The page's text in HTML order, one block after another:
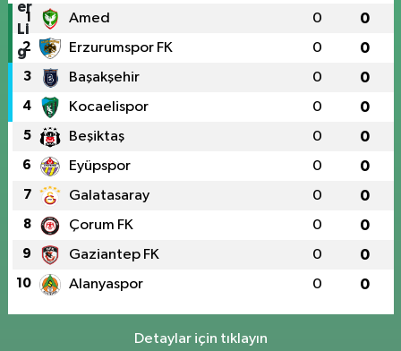
1 Amed 0 0
2 Erzurumspor FK 0 0
3 Başakşehir 0 0
4 Kocaelispor 0 0
5 Beşiktaş 0 0
6 Eyüpspor 0 0
7 Galatasaray 0 0
8 Çorum FK 0 0
9 Gaziantep FK 0 0
10 Alanyaspor 0 0
Detaylar için tıklayın